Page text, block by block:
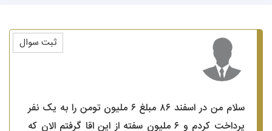
سلام من در اسفند ۸۶ مبلغ ۶ ملیون تومن را به یک نفر
پرداخت کردم و ۶ ملیون سفته از این اقا گرفتم الان که
ثبت سوال